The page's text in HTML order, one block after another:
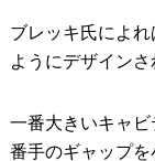
ブレッキ氏によ
ようにデザインさ
一番大きいキャ
番手のギャップ